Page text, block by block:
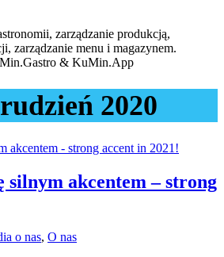
zarządzanie produkcją,
zarządzanie menu i magazynem.
2020
silnym akcentem – strong
o nas, O nas